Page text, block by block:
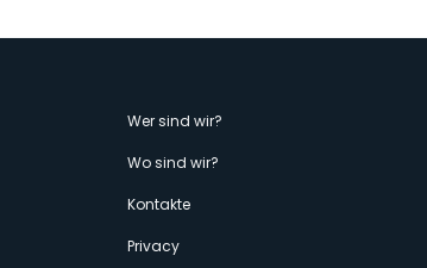
Menù
secondario
Wer sind wir?
Wo sind wir?
Kontakte
Privacy